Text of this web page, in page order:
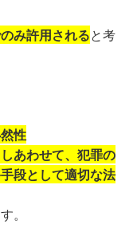
み許用されると考
性
あわせて、犯罪の
段として適切な法
。